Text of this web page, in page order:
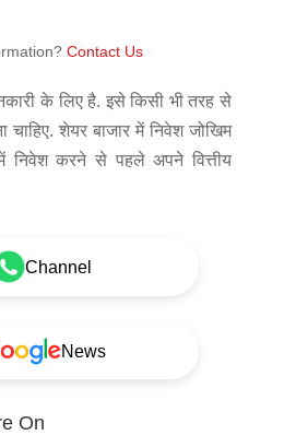
Contact Us
के लिए है. इसे किसी भी तरह से
शेयर बाजार में निवेश जोखिम
निवेश करने से पहले अपने वित्तीय
Channel
News
On